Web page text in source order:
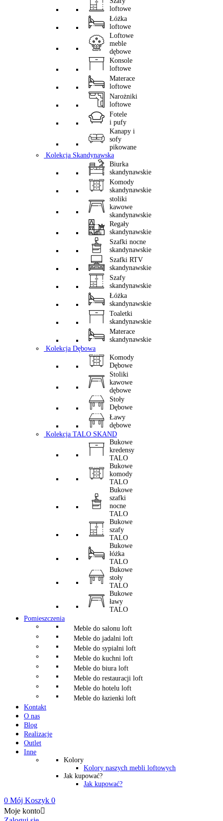
loftowe
Łóżka
loftowe
Loftowe
meble
dębowe
Konsole
loftowe
Materace
loftowe
Narożniki
loftowe
Fotele
i pufy
Kanapy i
sofy
pikowane
Kolekcja Skandynawska
Biurka
skandynawskie
Komody
skandynawskie
stoliki
kawowe
skandynawskie
Regały
skandynawskie
Szafki nocne
skandynawskie
Szafki RTV
skandynawskie
Szafy
skandynawskie
Łóżka
skandynawskie
Toaletki
skandynawskie
Materace
skandynawskie
Kolekcja Dębowa
Komody
Dębowe
Stoliki
kawowe
dębowe
Stoły
Dębowe
Ławy
dębowe
Kolekcja TALO SKAND
Bukowe
kredensy
TALO
Bukowe
komody
TALO
Bukowe
szafki
nocne
TALO
Bukowe
szafy
TALO
Bukowe
łóżka
TALO
Bukowe
stoły
TALO
Bukowe
ławy
TALO
Pomieszczenia
Meble do salonu loft
Meble do jadalni loft
Meble do sypialni loft
Meble do kuchni loft
Meble do biura loft
Meble do restauracji loft
Meble do hotelu loft
Meble do łazienki loft
Kontakt
O nas
Blog
Realizacje
Outlet
Inne
Kolory
Kolory naszych mebli loftowych
Jak kupować?
Jak kupować?
0 Mój Koszyk 0
Moje konto